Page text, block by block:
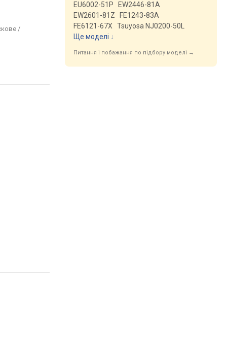
/
EU6002-51P
EW2446-81A
EW2601-81Z
FE1243-83A
FE6121-67X
Tsuyosa NJ0200-50L
Ще моделі ↓
Питання і побажання по підбору моделі →